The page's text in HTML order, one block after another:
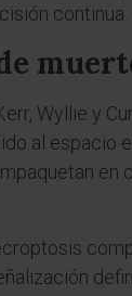
continua.
Wyllie y
al espacio